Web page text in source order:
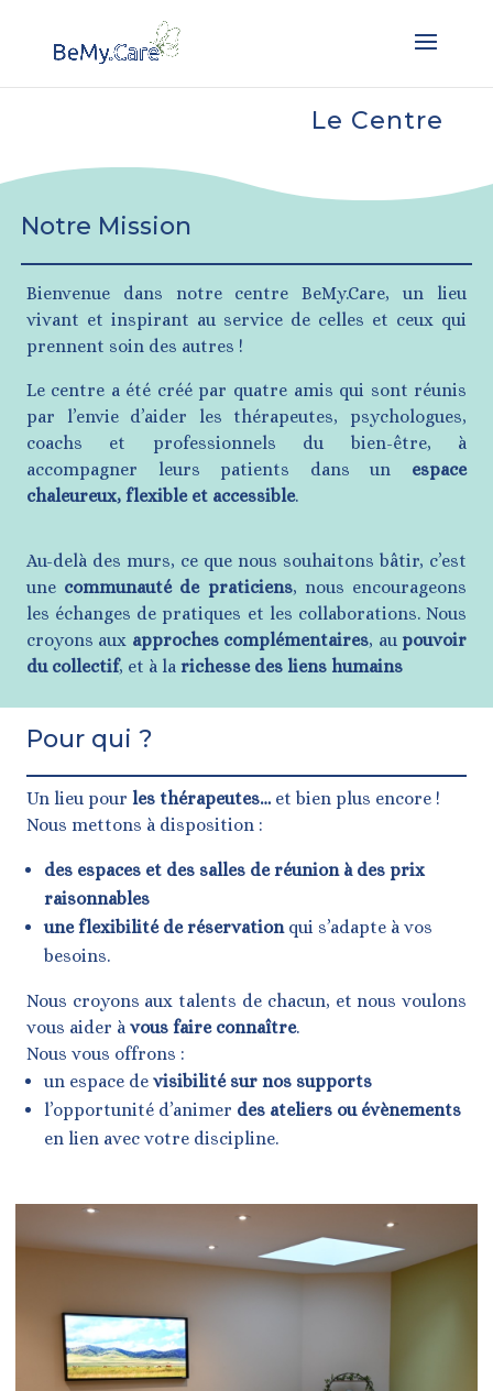
Le Centre
Notre Mission
Bienvenue dans notre centre BeMy.Care, un lieu
vivant et inspirant au service de celles et ceux qui
prennent soin des autres !
Le centre a été créé par quatre amis qui sont réunis
par l’envie d’aider les thérapeutes, psychologues,
coachs et professionnels du bien-être, à
accompagner leurs patients dans un espace
chaleureux, flexible et accessible.
Au-delà des murs, ce que nous souhaitons bâtir, c’est
une communauté de praticiens, nous encourageons
les échanges de pratiques et les collaborations. Nous
croyons aux approches complémentaires, au pouvoir
du collectif, et à la richesse des liens humains
Pour qui ?
Un lieu pour les thérapeutes…et bien plus encore !
Nous mettons à disposition :
des espaces et des salles de réunion à des prix
raisonnables
une flexibilité de réservationqui s’adapte à vos
besoins.
Nous croyons aux talents de chacun, et nous voulons
vous aider à vous faire connaître.
Nous vous offrons :
un espace de visibilité sur nos supports
l’opportunité d’animer des ateliers ou évènements
en lien avec votre discipline.